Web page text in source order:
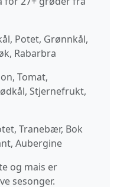
Potet, Grønnkål,
Rabarbra
Tomat,
Stjernefrukt,
Tranebær, Bok
Aubergine
og mais er
sesonger.